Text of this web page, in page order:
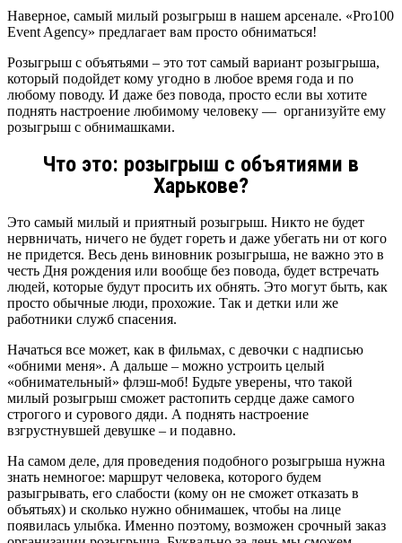
Наверное, самый милый розыгрыш в нашем арсенале. «Pro100
Event Agency» предлагает вам просто обниматься!
Розыгрыш с объятьями – это тот самый вариант розыгрыша,
который подойдет кому угодно в любое время года и по
любому поводу. И даже без повода, просто если вы хотите
поднять настроение любимому человеку — организуйте ему
розыгрыш с обнимашками.
Что это: розыгрыш с объятиями в
Харькове?
Это самый милый и приятный розыгрыш. Никто не будет
нервничать, ничего не будет гореть и даже убегать ни от кого
не придется. Весь день виновник розыгрыша, не важно это в
честь Дня рождения или вообще без повода, будет встречать
людей, которые будут просить их обнять. Это могут быть, как
просто обычные люди, прохожие. Так и детки или же
работники служб спасения.
Начаться все может, как в фильмах, с девочки с надписью
«обними меня». А дальше – можно устроить целый
«обнимательный» флэш-моб! Будьте уверены, что такой
милый розыгрыш сможет растопить сердце даже самого
строгого и сурового дяди. А поднять настроение
взгрустнувшей девушке – и подавно.
На самом деле, для проведения подобного розыгрыша нужна
знать немногое: маршрут человека, которого будем
разыгрывать, его слабости (кому он не сможет отказать в
объятьях) и сколько нужно обнимашек, чтобы на лице
появилась улыбка. Именно поэтому, возможен срочный заказ